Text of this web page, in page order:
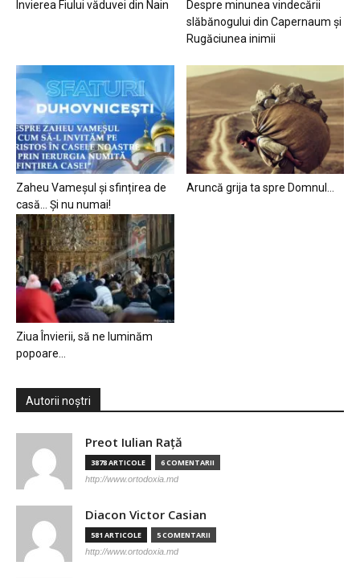
Învierea Fiului văduvei din Nain
Despre minunea vindecării
slăbănogului din Capernaum și
Rugăciunea inimii
Zaheu Vameșul și sfințirea de
casă… Și nu numai!
Aruncă grija ta spre Domnul…
Ziua Învierii, să ne luminăm
popoare…
Autorii noștri
Preot Iulian Raţă
3878 ARTICOLE 6 COMENTARII
http://www.ortodoxia.md
Diacon Victor Casian
581 ARTICOLE 5 COMENTARII
http://www.ortodoxia.md